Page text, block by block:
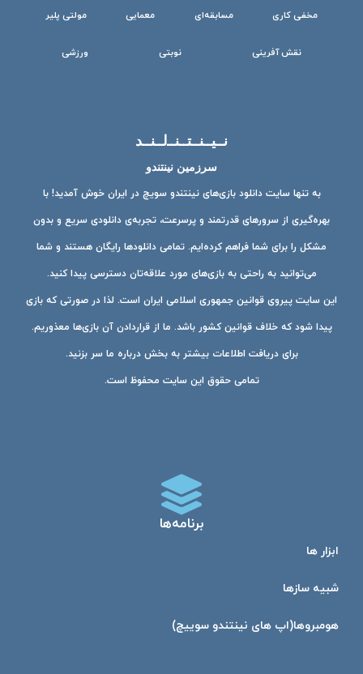
مخفی کاری مسابقه‌ای معمایی مولتی پلیر
نقش آفرینی نوبتی ورزشی
نــیــنــتــنــ‌لــنــد
سرزمین نینتندو
به تنها سایت دانلود بازی‌های نینتندو سویچ در ایران خوش آمدید! با
بهره‌گیری از سرورهای قدرتمند و پرسرعت، تجربه‌ی دانلودی سریع و بدون
مشکل را برای شما فراهم کرده‌ایم. تمامی دانلودها رایگان هستند و شما
می‌توانید به راحتی به بازی‌های مورد علاقه‌تان دسترسی پیدا کنید.
این سایت پیروی قوانین جمهوری اسلامی ایران است. لذا در صورتی که بازی
پیدا شود که خلاف قوانین کشور باشد. ما از قراردادن آن بازی‌ها معذوریم.
برای دریافت اطلاعات بیشتر به بخش درباره ما سر بزنید.
تمامی حقوق این سایت محفوظ است.
برنامه‌ها
ابزار ها
شبیه ساز‌ها
هومبرو‌ها(اپ های نینتندو سوییچ)